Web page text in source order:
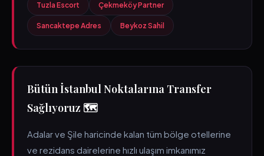
Tuzla Escort Çekmeköy Partner
Sancaktepe Adres Beykoz Sahil
Bütün İstanbul Noktalarına Transfer
Sağlıyoruz 🗺️
Adalar ve Şile haricinde kalan tüm bölge otellerine
ve rezidans dairelerine hızlı ulaşım imkanımız